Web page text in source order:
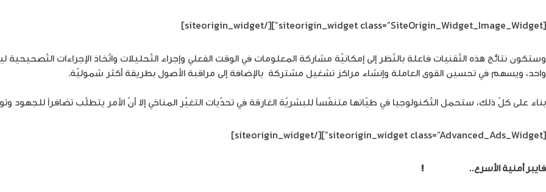
[siteorigin_widget class=”SiteOrigin_Widget_Image_Widget”]
[/siteorigin_widget]
وستكون نتائج هذه التّقنيات فاعلة بالنّظر إلى إمكانيّة مشاركة المعلومات في الوقت الفعلي وإجراء التّحليلات واتّخاذ الإجراءات
واحد، ويسهم في تحسين القوى العاملة وإنشاء مراكز تشغيل مشتركة بالإضافة إلى مراقبة الأصول بطريقة أكثر شموليّة.
بناء على كلّ ذلك، ستحمل التّكنولوجيا في طيّاتها متنفّساً للبشريّة الغارقة في تحدّيات التغيّر المناخي إلا أنّ الأمر يتطلّب تضافراً للجهود
[siteorigin_widget class=”Advanced_Ads_Widget”]
[/siteorigin_widget]
فايبر أمنية الأسرع.. !